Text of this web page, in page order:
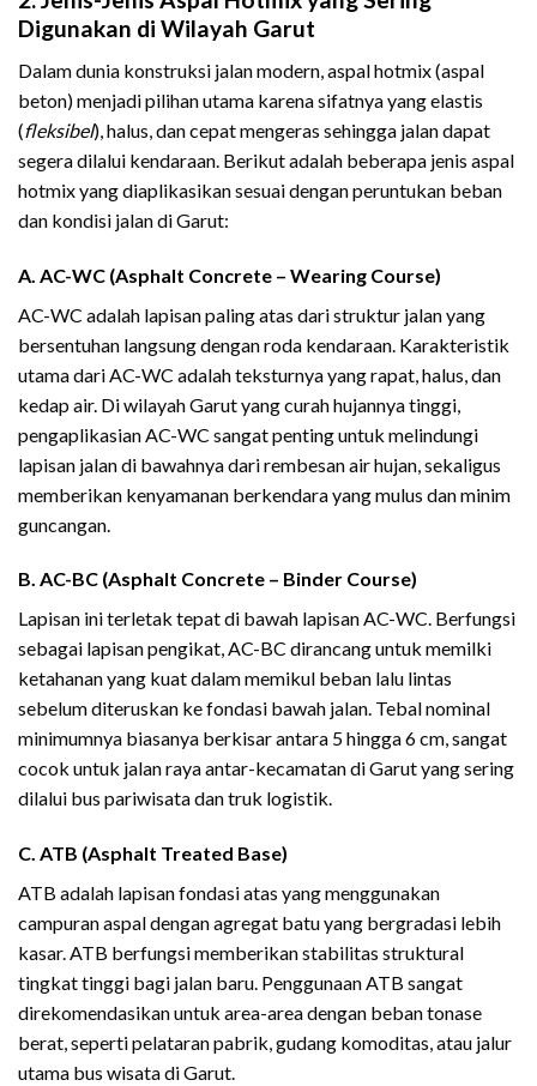
Digunakan di Wilayah Garut
Dalam dunia konstruksi jalan modern, aspal hotmix (aspal
beton) menjadi pilihan utama karena sifatnya yang elastis
(fleksibel), halus, dan cepat mengeras sehingga jalan dapat
segera dilalui kendaraan. Berikut adalah beberapa jenis aspal
hotmix yang diaplikasikan sesuai dengan peruntukan beban
dan kondisi jalan di Garut:
A. AC-WC (Asphalt Concrete – Wearing Course)
AC-WC adalah lapisan paling atas dari struktur jalan yang
bersentuhan langsung dengan roda kendaraan. Karakteristik
utama dari AC-WC adalah teksturnya yang rapat, halus, dan
kedap air. Di wilayah Garut yang curah hujannya tinggi,
pengaplikasian AC-WC sangat penting untuk melindungi
lapisan jalan di bawahnya dari rembesan air hujan, sekaligus
memberikan kenyamanan berkendara yang mulus dan minim
guncangan.
B. AC-BC (Asphalt Concrete – Binder Course)
Lapisan ini terletak tepat di bawah lapisan AC-WC. Berfungsi
sebagai lapisan pengikat, AC-BC dirancang untuk memilki
ketahanan yang kuat dalam memikul beban lalu lintas
sebelum diteruskan ke fondasi bawah jalan. Tebal nominal
minimumnya biasanya berkisar antara 5 hingga 6 cm, sangat
cocok untuk jalan raya antar-kecamatan di Garut yang sering
dilalui bus pariwisata dan truk logistik.
C. ATB (Asphalt Treated Base)
ATB adalah lapisan fondasi atas yang menggunakan
campuran aspal dengan agregat batu yang bergradasi lebih
kasar. ATB berfungsi memberikan stabilitas struktural
tingkat tinggi bagi jalan baru. Penggunaan ATB sangat
direkomendasikan untuk area-area dengan beban tonase
berat, seperti pelataran pabrik, gudang komoditas, atau jalur
utama bus wisata di Garut.